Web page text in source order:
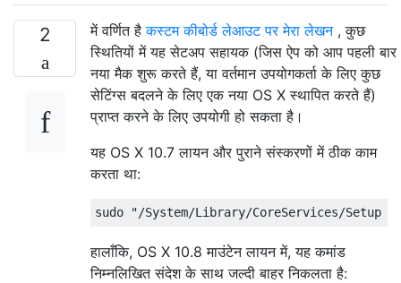
2 में वर्णित हैकस्टम कीबोर्ड लेआउट पर मेरा लेखन , कुछ
स्थितियों में यह सेटअप सहायक (जिस ऐप को आप पहली बार
नया मैक शुरू करते हैं, या वर्तमान उपयोगकर्ता के लिए कुछ
सेटिंग्स बदलने के लिए एक नया OS X स्थापित करते हैं)
प्राप्त करने के लिए उपयोगी हो सकता है।
यह OS X 10.7 लायन और पुराने संस्करणों में ठीक काम
करता था:
हालाँकि, OS X 10.8 माउंटेन लायन में, यह कमांड
निम्नलिखित संदेश के साथ जल्दी बाहर निकलता है: